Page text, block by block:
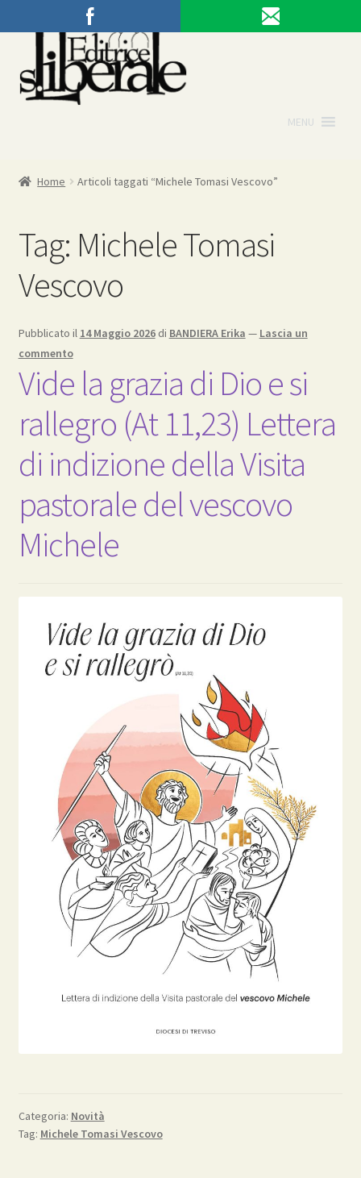
Vai
alla
navigazione
Vai
contenuto
MENU
Home Articoli taggati “Michele Tomasi Vescovo”
Tag: Michele Tomasi
Vescovo
Pubblicato il 14 Maggio 2026 di BANDIERA Erika — Lascia un
commento
Vide la grazia di Dio e si
rallegro (At 11,23) Lettera
di indizione della Visita
pastorale del vescovo
Michele
Categoria: Novità
Tag: Michele Tomasi Vescovo